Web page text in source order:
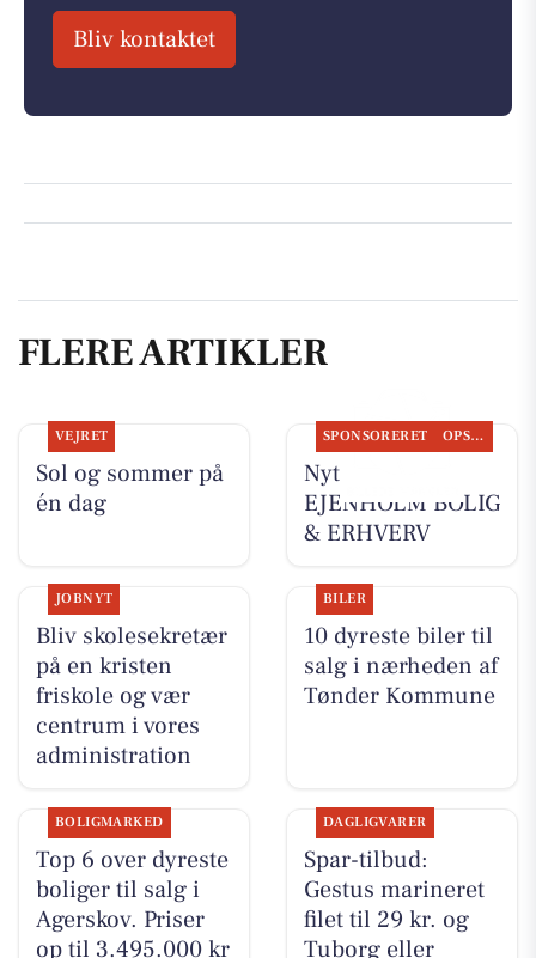
Bliv kontaktet
FLERE ARTIKLER
VEJRET
Sol og sommer på
én dag
SPONSORERET OPSLAGSTAVLEN
Nyt fra
EJENHOLM BOLIG
& ERHVERV
JOBNYT
Bliv skolesekretær
på en kristen
friskole og vær
centrum i vores
administration
BILER
10 dyreste biler til
salg i nærheden af
Tønder Kommune
BOLIGMARKED
Top 6 over dyreste
boliger til salg i
Agerskov. Priser
op til 3.495.000 kr
DAGLIGVARER
Spar-tilbud:
Gestus marineret
filet til 29 kr. og
Tuborg eller